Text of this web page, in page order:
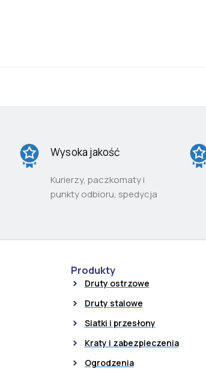
Wysoka jakość
Kurierzy, paczkomaty i
punkty odbioru, spedycja
Produkty
Druty ostrzowe
Druty stalowe
Siatki i przesłony
Kraty i zabezpieczenia
Ogrodzenia